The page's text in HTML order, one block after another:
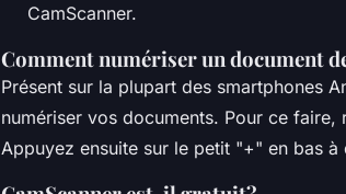
CamScanner.
Comment numériser un document
Présent sur la plupart des smartphones
numériser vos documents. Pour ce
Appuyez ensuite sur le petit "+" en bas à